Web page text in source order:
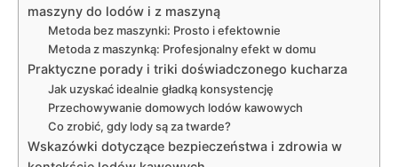
maszyny do lodów i z maszyną
Metoda bez maszynki: Prosto i efektownie
Metoda z maszynką: Profesjonalny efekt w domu
Praktyczne porady i triki doświadczonego kucharza
Jak uzyskać idealnie gładką konsystencję
Przechowywanie domowych lodów kawowych
Co zrobić, gdy lody są za twarde?
Wskazówki dotyczące bezpieczeństwa i zdrowia w